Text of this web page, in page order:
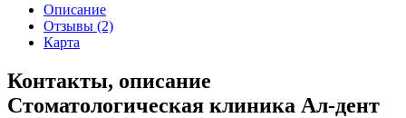
Описание
Отзывы (2)
Карта
Контакты, описание
Стоматологическая клиника Ал-дент